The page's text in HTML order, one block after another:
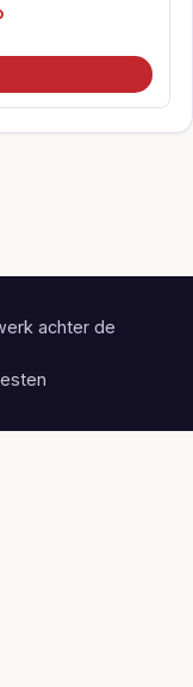
achter de